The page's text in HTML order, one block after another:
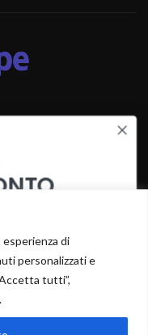
esperienza di
personalizzati e
tutti”,
LO SCONTO